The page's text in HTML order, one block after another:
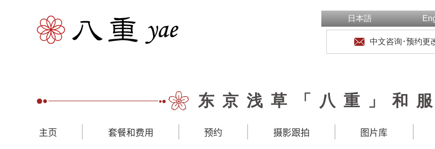
日本語
中文咨询･预约更
东京浅草「八重」和
主页 套餐和费用 预约 摄影跟拍 图片库